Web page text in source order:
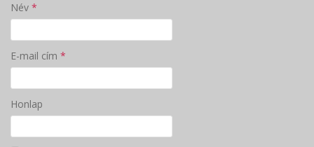
Név *
E-mail cím *
Honlap